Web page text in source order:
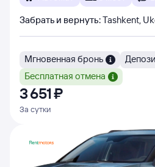
Забрать и вернуть:Tashkent,
Мгновенная бронь
Бесплатная отмена
3 ⁠651 ⁠₽
За сутки